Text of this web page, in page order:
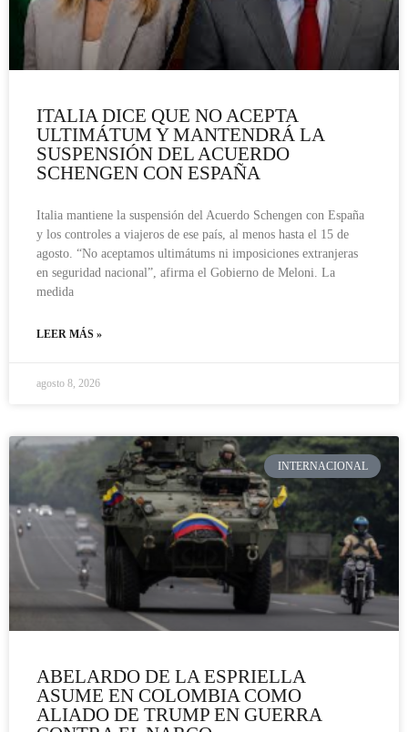
ITALIA DICE QUE NO ACEPTA
ULTIMÁTUM Y MANTENDRÁ LA
SUSPENSIÓN DEL ACUERDO
SCHENGEN CON ESPAÑA
Italia mantiene la suspensión del Acuerdo Schengen con España
y los controles a viajeros de ese país, al menos hasta el 15 de
agosto. “No aceptamos ultimátums ni imposiciones extranjeras
en seguridad nacional”, afirma el Gobierno de Meloni. La
medida
LEER MÁS »
agosto 8, 2026
INTERNACIONAL
ABELARDO DE LA ESPRIELLA
ASUME EN COLOMBIA COMO
ALIADO DE TRUMP EN GUERRA